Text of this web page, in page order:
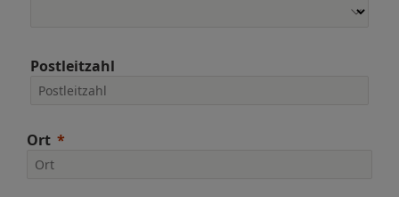
Postleitzahl
Ort